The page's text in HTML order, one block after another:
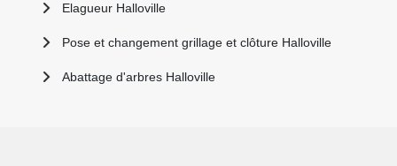
Elagueur Halloville
Pose et changement grillage et clôture Halloville
Abattage d'arbres Halloville